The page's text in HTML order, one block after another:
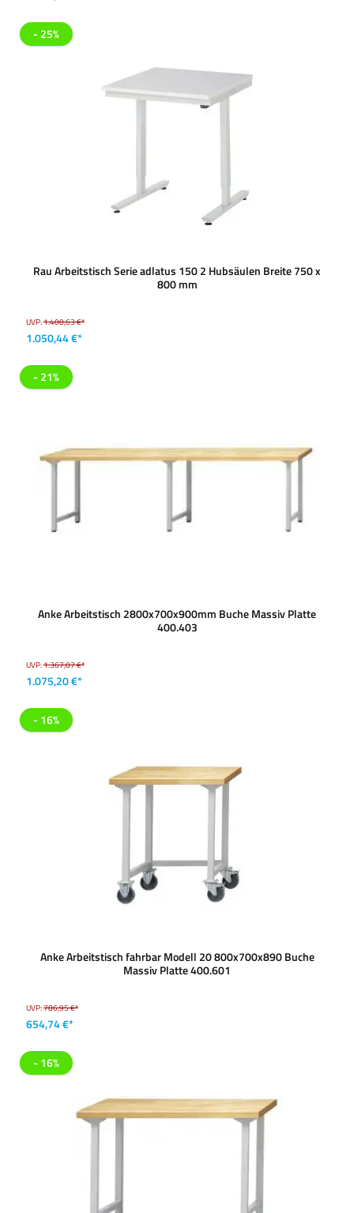
- 25%
Rau Arbeitstisch Serie adlatus 150 2 Hubsäulen Breite 750 x
800 mm
UVP:1.400,63 €*
1.050,44 €*
- 21%
Anke Arbeitstisch 2800x700x900mm Buche Massiv Platte
400.403
UVP:1.367,07 €*
1.075,20 €*
- 16%
Anke Arbeitstisch fahrbar Modell 20 800x700x890 Buche
Massiv Platte 400.601
UVP:786,95 €*
654,74 €*
- 16%